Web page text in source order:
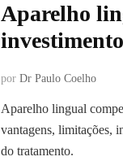
Aparelho
por Dr Paulo Coelho
Aparelho lingual
vantagens, limitações,
do tratamento.